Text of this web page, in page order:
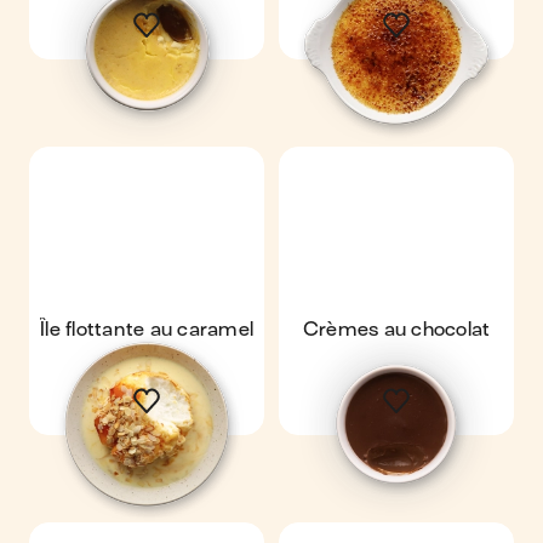
Île flottante au caramel Crèmes au chocolat